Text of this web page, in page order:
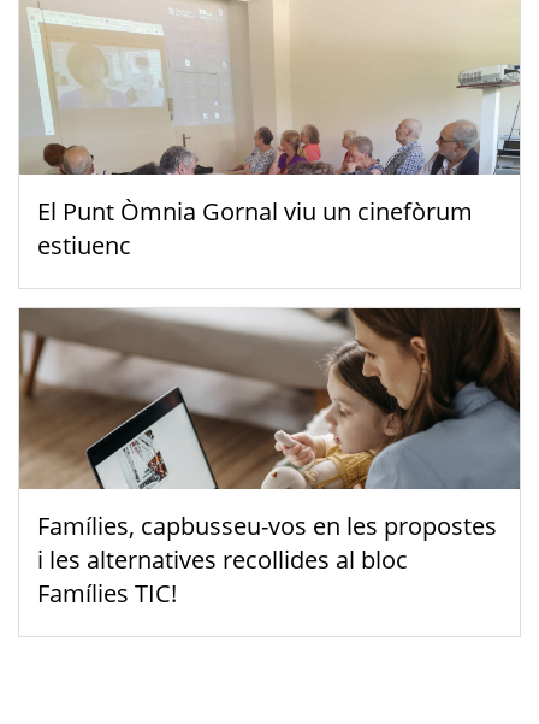
El Punt Òmnia Gornal viu un cinefòrum
estiuenc
Famílies, capbusseu-vos en les propostes
i les alternatives recollides al bloc
Famílies TIC!